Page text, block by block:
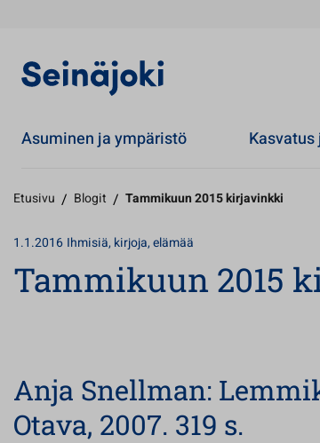
Asuminen ja ympäristö
Etusivu / Blogit / Tammikuun 2015 kirjavinkki
1.1.2016 Ihmisiä, kirjoja, elämää
Tammikuun 2015
Anja Snellman:
Otava, 2007. 319 s.